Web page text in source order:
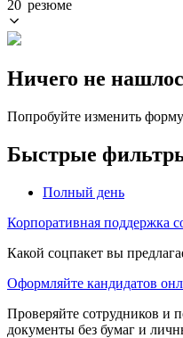
20 резюме
Ничего не
Попробуйте изменить
Быстрые
Полный день
Корпоративная поддержка
Какой соцпакет вы
Оформляйте кандидатов
Проверяйте сотрудников и
документы без бумаг и